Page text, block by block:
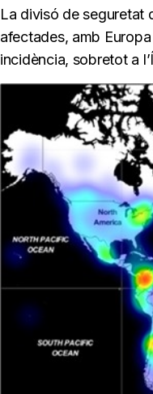
La divisó de seguretat
afectades, amb
incidència, sobretot a